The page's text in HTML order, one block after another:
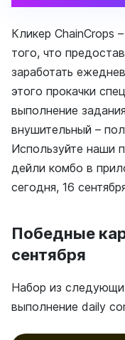
Кликер ChainCrops
того, что
заработать
этого прокачки
выполнение
внушительный –
Используйте наши
дейли комбо в
сегодня, 16
Победные
сентября
Набор из
выполнение daily